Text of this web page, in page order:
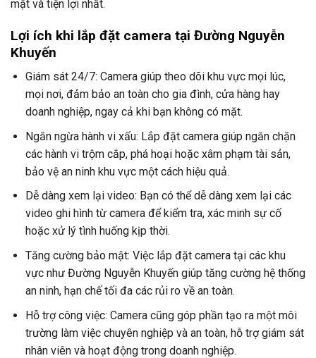
mật và tiện lợi nhất.
Lợi ích khi lắp đặt camera tại Đường Nguyễn
Khuyến
Giám sát 24/7: Camera giúp theo dõi khu vực mọi lúc,
mọi nơi, đảm bảo an toàn cho gia đình, cửa hàng hay
doanh nghiệp, ngay cả khi bạn không có mặt.
Ngăn ngừa hành vi xấu: Lắp đặt camera giúp ngăn chặn
các hành vi trộm cắp, phá hoại hoặc xâm phạm tài sản,
bảo vệ an ninh khu vực một cách hiệu quả.
Dễ dàng xem lại video: Bạn có thể dễ dàng xem lại các
video ghi hình từ camera để kiểm tra, xác minh sự cố
hoặc xử lý tình huống kịp thời.
Tăng cường bảo mật: Việc lắp đặt camera tại các khu
vực như Đường Nguyễn Khuyến giúp tăng cường hệ thống
an ninh, hạn chế tối đa các rủi ro về an toàn.
Hỗ trợ công việc: Camera cũng góp phần tạo ra một môi
trường làm việc chuyên nghiệp và an toàn, hỗ trợ giám sát
nhân viên và hoạt động trong doanh nghiệp.